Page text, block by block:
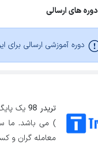
دوره های ارسالی
دوره آموزشی ارسالی برای
تریدر 98
یک
) می باشد. ما
معامله گران و